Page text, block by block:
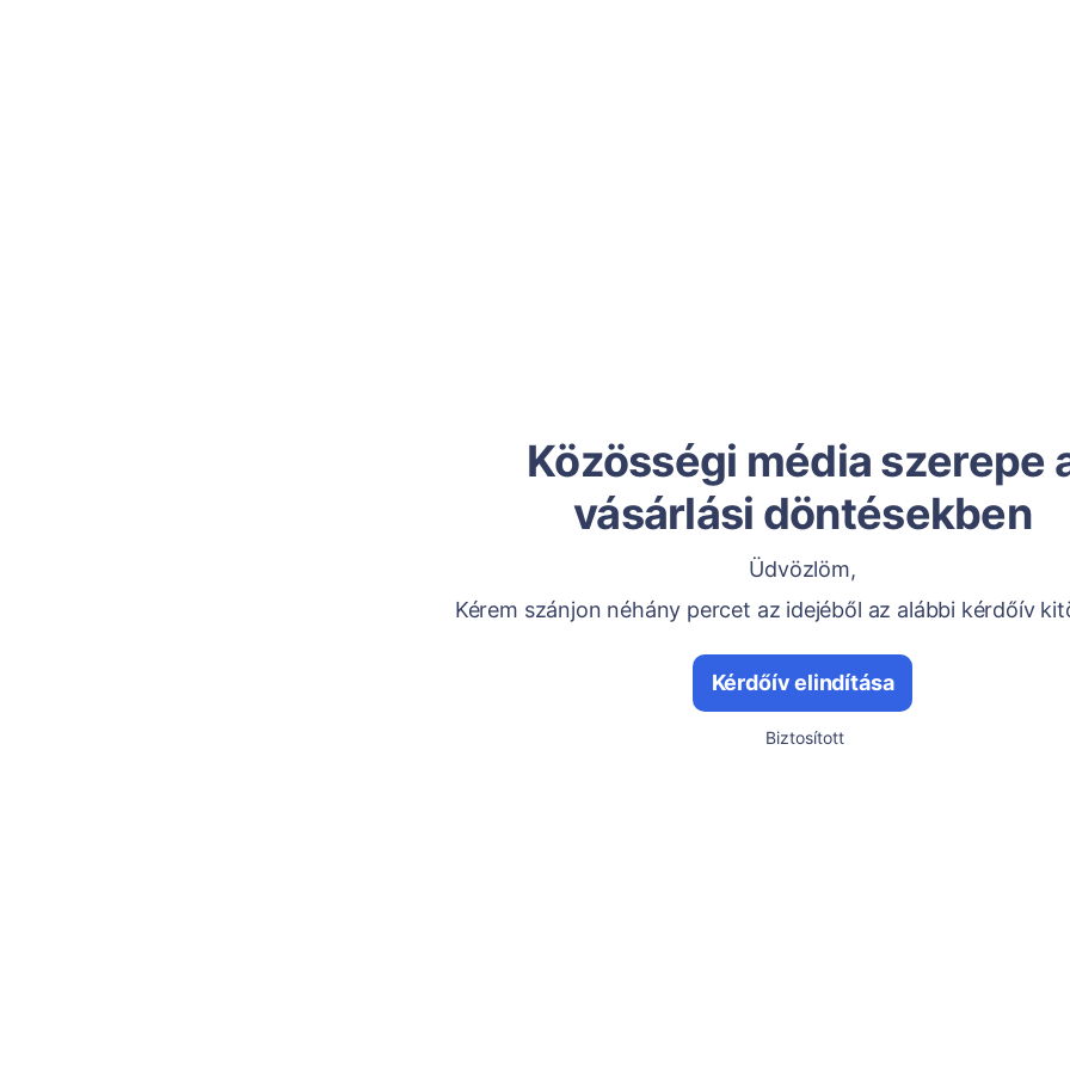
Közösségi média szerepe
vásárlási döntésekben
Üdvözlöm,
Kérem szánjon néhány percet az idejéből az alábbi kérdőív
Kérdőív elindítása
Biztosított